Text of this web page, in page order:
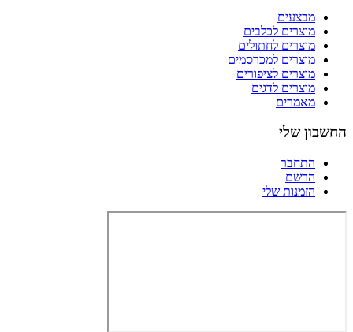
מבצעים
מוצרים לכלבים
מוצרים לחתולים
מוצרים למכרסמים
מוצרים לציפורים
מוצרים לדגים
מאמרים
החשבון שלי
התחבר
הרשם
הזמנות שלי